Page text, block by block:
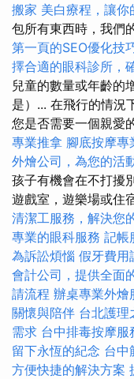
搬家 美白療程，讓
包所有東西時，我們
第一頁的SEO優化技
擇合適的眼科診所，
兒童的數量或年齡的
是）... 在飛行的情況
您是否需要一個親愛
專業推拿 腳底按摩專
外燴公司，為您的活
孩子有機會在不打擾
遊戲室，遊樂場或住
清潔工服務，解決您
專業的眼科服務 記帳
為訴訟煩惱 假牙費用
會計公司，提供全面
請流程 辦桌專業外燴
關懷與陪伴 台北護理
需求 台中排毒按摩服
留下永恆的紀念 台中
方便快捷的解決方案